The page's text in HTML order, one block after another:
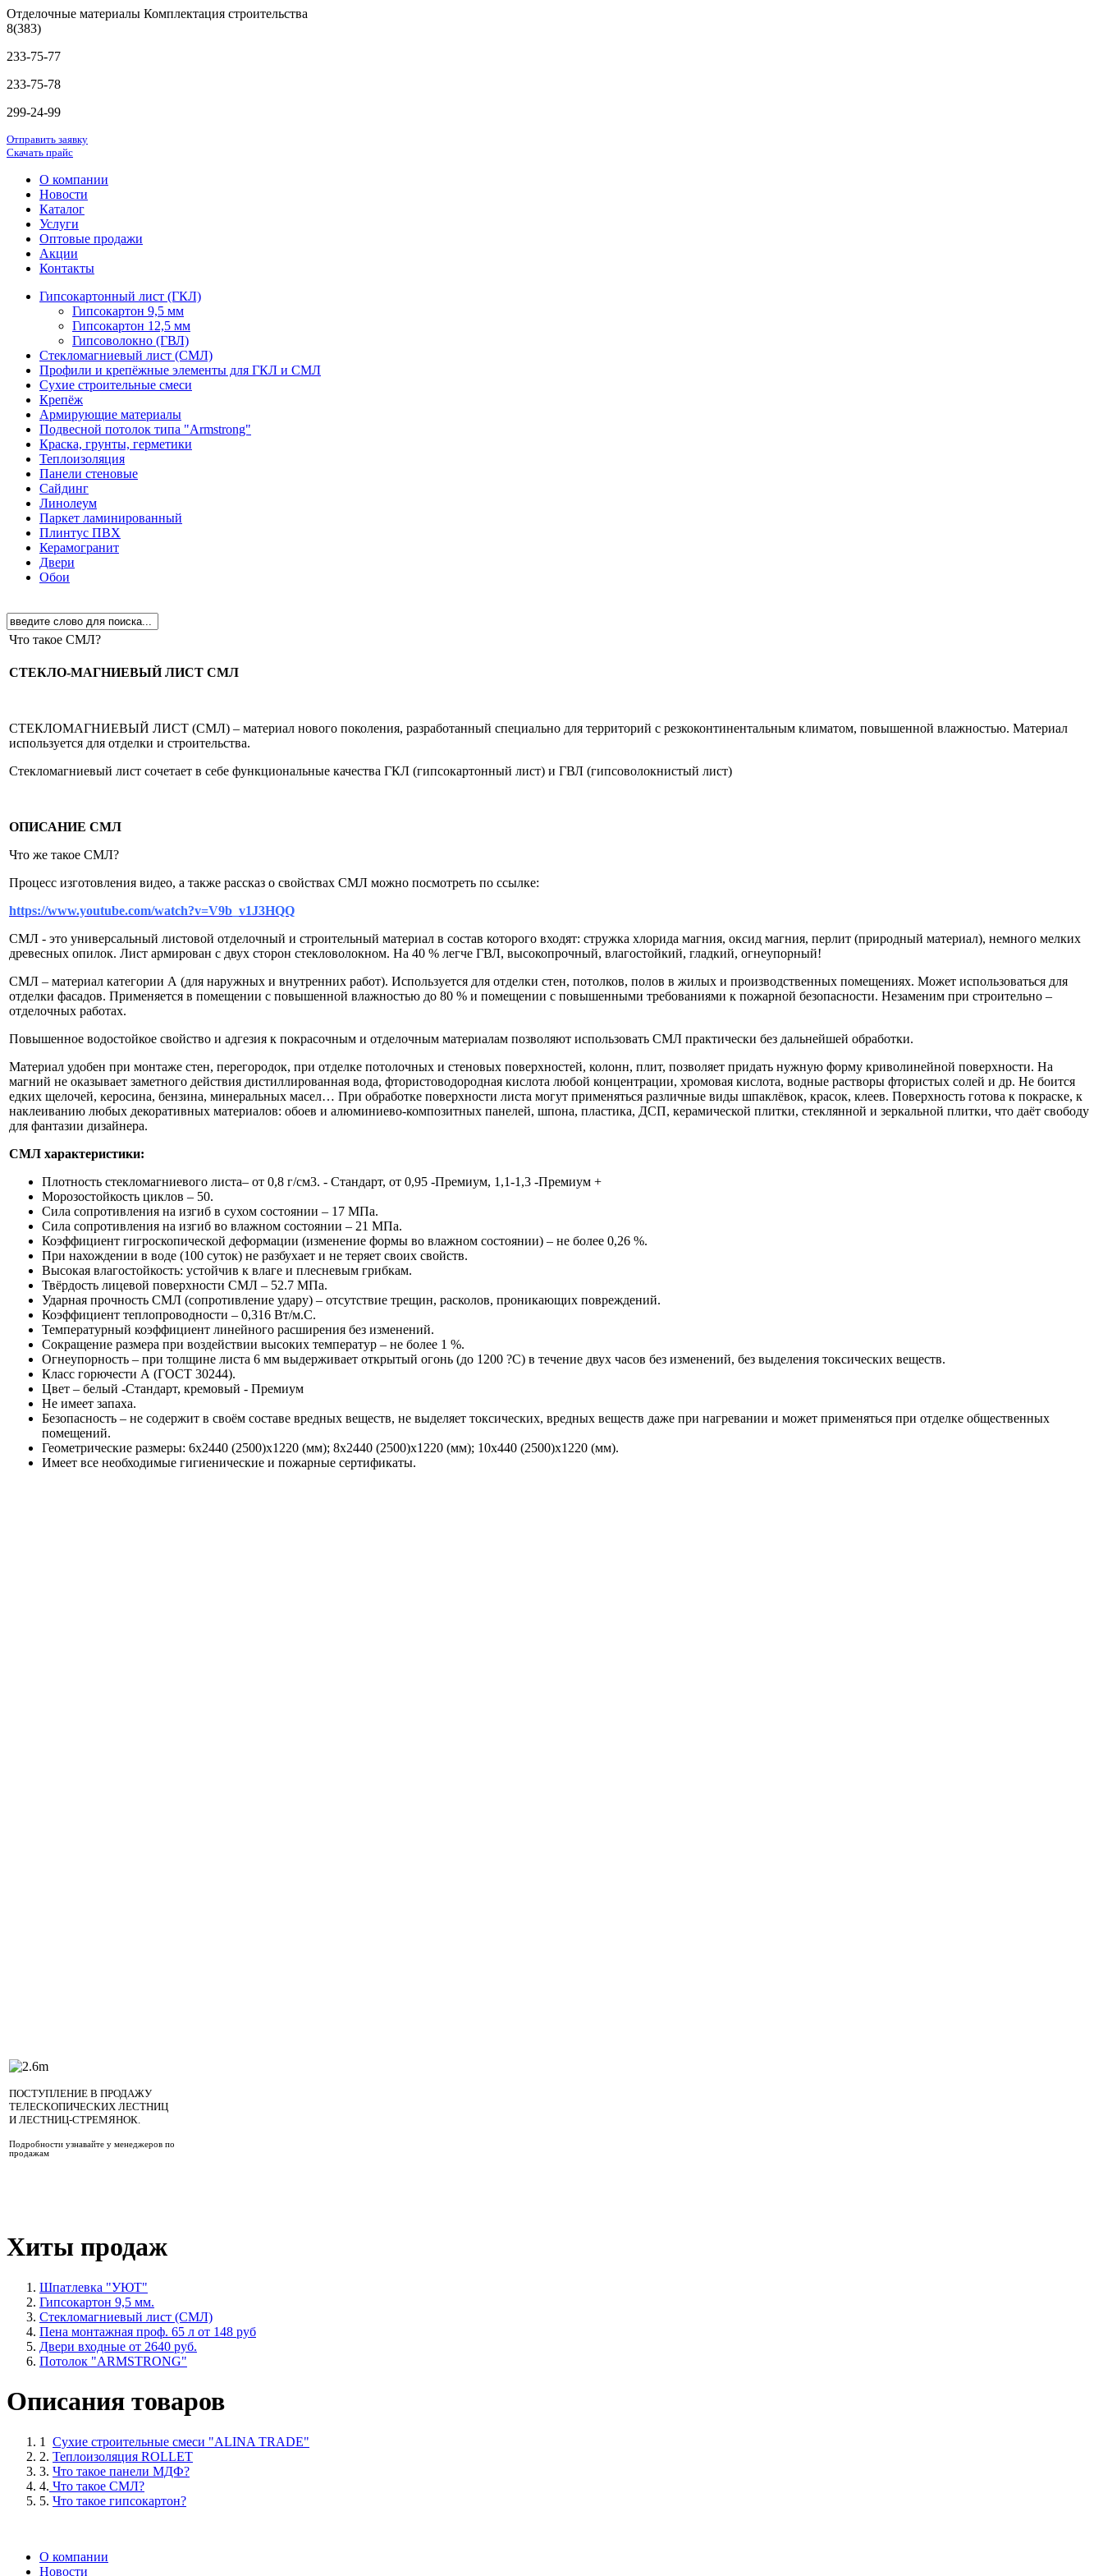
Отделочные материалы Комплектация строительства
8(383)
233-75-77
233-75-78
299-24-99
Отправить заявку
Скачать прайс
О компании
Новости
Каталог
Услуги
Оптовые продажи
Акции
Контакты
Гипсокартонный лист (ГКЛ)
Гипсокартон 9,5 мм
Гипсокартон 12,5 мм
Гипсоволокно (ГВЛ)
Стекломагниевый лист (СМЛ)
Профили и крепёжные элементы для ГКЛ и СМЛ
Сухие строительные смеси
Крепёж
Армирующие материалы
Подвесной потолок типа "Armstrong"
Краска, грунты, герметики
Теплоизоляция
Панели стеновые
Сайдинг
Линолеум
Паркет ламинированный
Плинтус ПВХ
Керамогранит
Двери
Обои
Что такое СМЛ?
СТЕКЛО-МАГНИЕВЫЙ ЛИСТ СМЛ
СТЕКЛОМАГНИЕВЫЙ ЛИСТ (СМЛ) – материал нового поколения, разработанный специально для территорий с резкоконтинентальным климатом, повышенной влажностью. Материал
используется для отделки и строительства.
Стекломагниевый лист сочетает в себе функциональные качества ГКЛ (гипсокартонный лист) и ГВЛ (гипсоволокнистый лист)
ОПИСАНИЕ СМЛ
Что же такое СМЛ?
Процесс изготовления видео, а также рассказ о свойствах СМЛ можно посмотреть по ссылке:
https://www.youtube.com/watch?v=V9b_v1J3HQQ
СМЛ - это универсальный листовой отделочный и строительный материал в состав которого входят: стружка хлорида магния, оксид магния, перлит (природный материал), немного мелких
древесных опилок. Лист армирован с двух сторон стекловолокном. На 40 % легче ГВЛ, высокопрочный, влагостойкий, гладкий, огнеупорный!
СМЛ – материал категории А (для наружных и внутренних работ). Используется для отделки стен, потолков, полов в жилых и производственных помещениях. Может использоваться для
отделки фасадов. Применяется в помещении с повышенной влажностью до 80 % и помещении с повышенными требованиями к пожарной безопасности. Незаменим при строительно –
отделочных работах.
Повышенное водостойкое свойство и адгезия к покрасочным и отделочным материалам позволяют использовать СМЛ практически без дальнейшей обработки.
Материал удобен при монтаже стен, перегородок, при отделке потолочных и стеновых поверхностей, колонн, плит, позволяет придать нужную форму криволинейной поверхности. На
магний не оказывает заметного действия дистиллированная вода, фтористоводородная кислота любой концентрации, хромовая кислота, водные растворы фтористых солей и др. Не боится
едких щелочей, керосина, бензина, минеральных масел… При обработке поверхности листа могут применяться различные виды шпаклёвок, красок, клеев. Поверхность готова к покраске, к
наклеиванию любых декоративных материалов: обоев и алюминиево-композитных панелей, шпона, пластика, ДСП, керамической плитки, стеклянной и зеркальной плитки, что даёт свободу
для фантазии дизайнера.
СМЛ характеристики:
Плотность стекломагниевого листа– от 0,8 г/см3. - Стандарт, от 0,95 -Премиум, 1,1-1,3 -Премиум +
Морозостойкость циклов – 50.
Сила сопротивления на изгиб в сухом состоянии – 17 МПа.
Сила сопротивления на изгиб во влажном состоянии – 21 МПа.
Коэффициент гигроскопической деформации (изменение формы во влажном состоянии) – не более 0,26 %.
При нахождении в воде (100 суток) не разбухает и не теряет своих свойств.
Высокая влагостойкость: устойчив к влаге и плесневым грибкам.
Твёрдость лицевой поверхности СМЛ – 52.7 МПа.
Ударная прочность СМЛ (сопротивление удару) – отсутствие трещин, расколов, проникающих повреждений.
Коэффициент теплопроводности – 0,316 Вт/м.С.
Температурный коэффициент линейного расширения без изменений.
Сокращение размера при воздействии высоких температур – не более 1 %.
Огнеупорность – при толщине листа 6 мм выдерживает открытый огонь (до 1200 ?С) в течение двух часов без изменений, без выделения токсических веществ.
Класс горючести А (ГОСТ 30244).
Цвет – белый -Стандарт, кремовый - Премиум
Не имеет запаха.
Безопасность – не содержит в своём составе вредных веществ, не выделяет токсических, вредных веществ даже при нагревании и может применяться при отделке общественных
помещений.
Геометрические размеры: 6х2440 (2500)х1220 (мм); 8х2440 (2500)х1220 (мм); 10х440 (2500)х1220 (мм).
Имеет все необходимые гигиенические и пожарные сертификаты.
ПОСТУПЛЕНИЕ В ПРОДАЖУ
ТЕЛЕСКОПИЧЕСКИХ ЛЕСТНИЦ
И ЛЕСТНИЦ-СТРЕМЯНОК.
Подробности узнавайте у менеджеров по
продажам
Хиты продаж
Шпатлевка "УЮТ"
Гипсокартон 9,5 мм.
Стекломагниевый лист (СМЛ)
Пена монтажная проф. 65 л от 148 руб
Двери входные от 2640 руб.
Потолок "ARMSTRONG"
Описания товаров
1 Сухие строительные смеси "ALINA TRADE"
2. Теплоизоляция ROLLET
3. Что такое панели МДФ?
4. Что такое СМЛ?
5. Что такое гипсокартон?
О компании
Новости